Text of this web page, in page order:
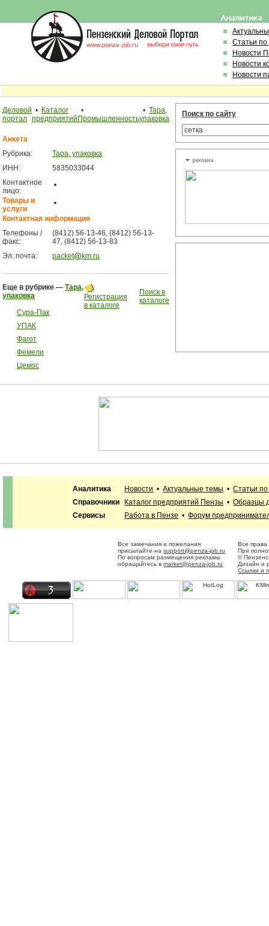
Статьи
Новости
Новости
Новости
Деловой
портал
• Каталог
предприятий
•
Промышленность
• Тара,
упаковка
Анкета
Рубрика:
Тара, упаковка
ИНН:
5835033044
Контактное
лицо:
Товары и
услуги
Контактная информация
Телефоны /
факс:
(8412) 56-13-46, (8412) 56-13-
47, (8412) 56-13-83
Эл. почта:
packet km.ru
Еще в рубрике — Тара,
упаковка
Сура-Пак
УПАК
Фагот
Фемели
Цемос
Регистрация
в каталоге
Поиск в
каталоге
Поиск по сайту
Аналитика Новости •Актуальные темы •Статьи
Справочники
Каталог предприятий Пензы •Образцы
Сервисы
Работа в Пензе •Форум
Все замечания и пожелания
присылайте наsupport@penza-job.ru
По вопросам размещения рекламы
обращайтесь вmarket@penza-job.ru
Все
При
©
Дизайн и
Ссылки и